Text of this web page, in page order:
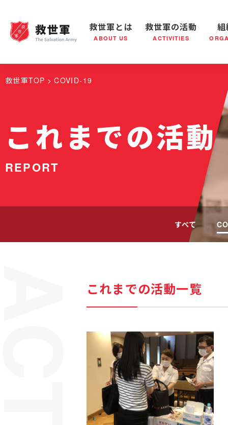
救世軍とは
ABOUT US
救世軍とは 世界が抱えている社会問題 救世軍
救世軍の活動
ACTIVITIES
救世軍の活動 社会鍋
組織概要
救世軍TOP COVID-19
これまでの活動
REPORT
すべて
これまでの活動一覧